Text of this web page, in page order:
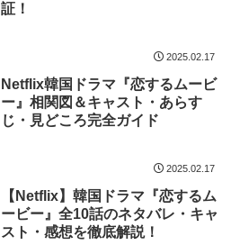
証！
2025.02.17
Netflix韓国ドラマ『恋するムービ
ー』相関図＆キャスト・あらす
じ・見どころ完全ガイド
2025.02.17
【Netflix】韓国ドラマ『恋するム
ービー』全10話のネタバレ・キャ
スト・感想を徹底解説！